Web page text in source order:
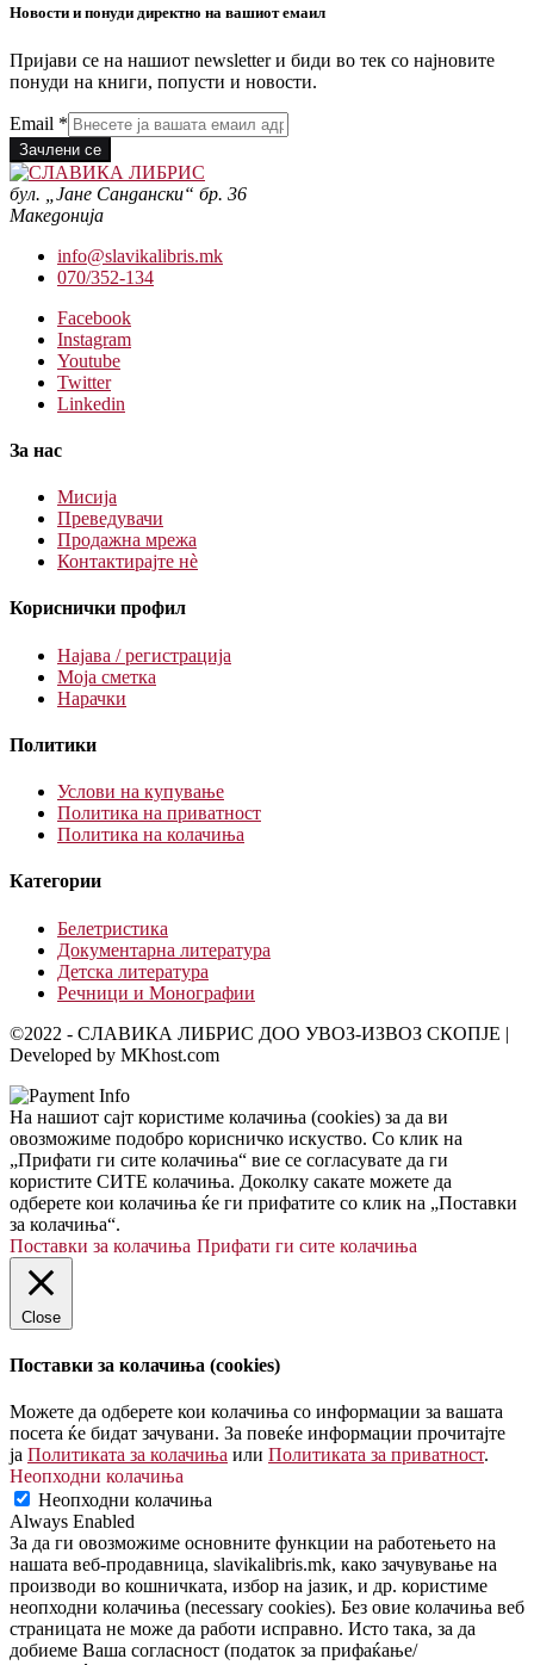
Новости и понуди директно на вашиот емаил
Пријави се на нашиот newsletter и биди во тек со најновите
понуди на книги, попусти и новости.
Email *
Зачлени се
бул. „Јане Сандански“ бр. 36
Македонија
info@slavikalibris.mk
070/352-134
Facebook
Instagram
Youtube
Twitter
Linkedin
За нас
Мисија
Преведувачи
Продажна мрежа
Контактирајте нè
Кориснички профил
Најава / регистрација
Моја сметка
Нарачки
Политики
Услови на купување
Политика на приватност
Политика на колачиња
Категории
Белетристика
Документарна литература
Детска литература
Речници и Монографии
©2022 - СЛАВИКА ЛИБРИС ДОО УВОЗ-ИЗВОЗ СКОПЈЕ |
Developed by MKhost.com
На нашиот сајт користиме колачиња (cookies) за да ви
овозможиме подобро корисничко искуство. Со клик на
„Прифати ги сите колачиња“ вие се согласувате да ги
користите СИТЕ колачиња. Доколку сакате можете да
одберете кои колачиња ќе ги прифатите со клик на „Поставки
за колачиња“.
Поставки за колачиња Прифати ги сите колачиња
Close
Поставки за колачиња (cookies)
Можете да одберете кои колачиња со информации за вашата
посета ќе бидат зачувани. За повеќе информации прочитајте
ја Политиката за колачиња или Политиката за приватност.
Неопходни колачиња
Неопходни колачиња
Always Enabled
За да ги овозможиме основните функции на работењето на
нашата веб-продавница, slavikalibris.mk, како зачувување на
производи во кошничката, избор на јазик, и др. користиме
неопходни колачиња (necessary cookies). Без овие колачиња веб
страницата не може да работи исправно. Исто така, за да
добиеме Ваша согласност (податок за прифаќање/